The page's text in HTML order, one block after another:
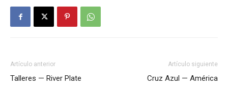
Artículo anterior
Talleres — River Plate
Artículo siguiente
Cruz Azul — América